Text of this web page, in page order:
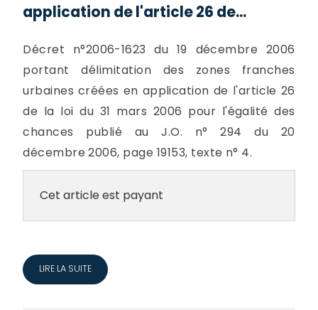
application de l'article 26 de...
Décret n°2006-1623 du 19 décembre 2006
portant délimitation des zones franches
urbaines créées en application de l'article 26
de la loi du 31 mars 2006 pour l'égalité des
chances publié au J.O. n° 294 du 20
décembre 2006, page 19153, texte n° 4.
Cet article est payant
LIRE LA SUITE